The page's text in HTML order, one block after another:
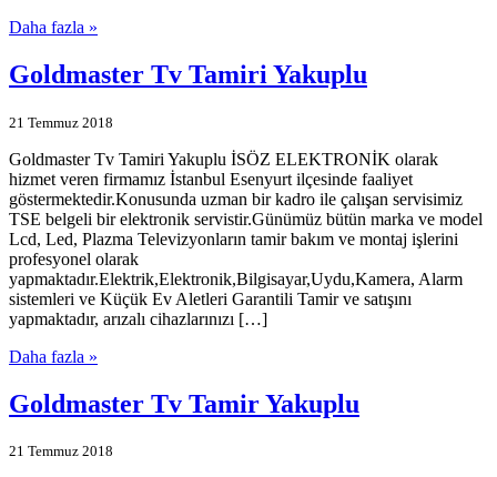
Daha fazla »
Goldmaster Tv Tamiri Yakuplu
21 Temmuz 2018
Goldmaster Tv Tamiri Yakuplu İSÖZ ELEKTRONİK olarak
hizmet veren firmamız İstanbul Esenyurt ilçesinde faaliyet
göstermektedir.Konusunda uzman bir kadro ile çalışan servisimiz
TSE belgeli bir elektronik servistir.Günümüz bütün marka ve model
Lcd, Led, Plazma Televizyonların tamir bakım ve montaj işlerini
profesyonel olarak
yapmaktadır.Elektrik,Elektronik,Bilgisayar,Uydu,Kamera, Alarm
sistemleri ve Küçük Ev Aletleri Garantili Tamir ve satışını
yapmaktadır, arızalı cihazlarınızı […]
Daha fazla »
Goldmaster Tv Tamir Yakuplu
21 Temmuz 2018